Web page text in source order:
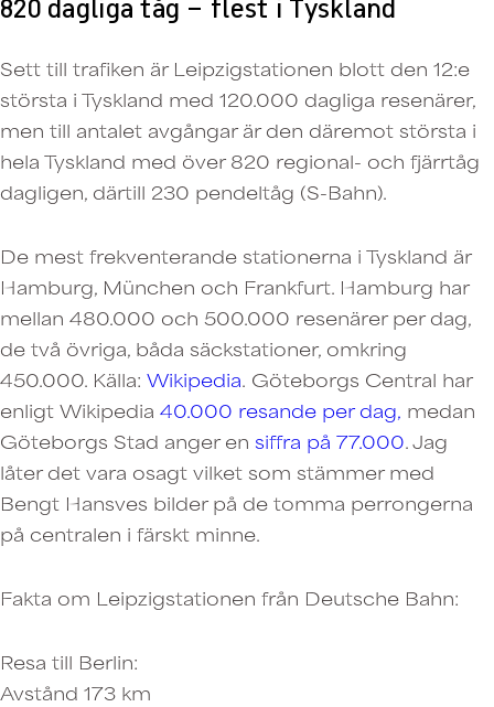
820 dagliga tåg – flest i Tyskland
Sett till trafiken är Leipzigstationen blott den 12:e
största i Tyskland med 120.000 dagliga resenärer,
men till antalet avgångar är den däremot största i
hela Tyskland med över 820 regional- och fjärrtåg
dagligen, därtill 230 pendeltåg (S-Bahn).
De mest frekventerande stationerna i Tyskland är
Hamburg, München och Frankfurt. Hamburg har
mellan 480.000 och 500.000 resenärer per dag,
de två övriga, båda säckstationer, omkring
450.000. Källa: Wikipedia. Göteborgs Central har
enligt Wikipedia 40.000 resande per dag, medan
Göteborgs Stad anger en siffra på 77.000. Jag
låter det vara osagt vilket som stämmer med
Bengt Hansves bilder på de tomma perrongerna
på centralen i färskt minne.
Fakta om Leipzigstationen från Deutsche Bahn:
Resa till Berlin:
Avstånd 173 km